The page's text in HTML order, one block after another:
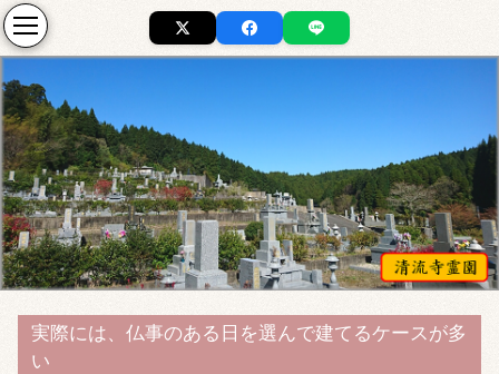
実際には、仏事のある日を選んで建てるケースが多
い